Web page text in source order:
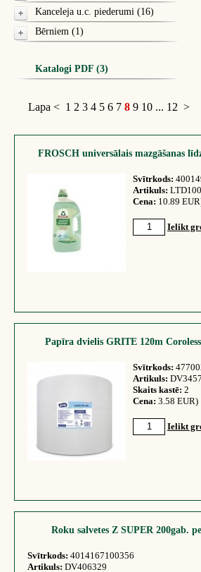
Kanceleja u.c. piederumi (16)
Bērniem (1)
Katalogi PDF (3)
Lapa < 1 2 3 4 5 6 7 8 9 10 ... 12 >
FROSCH universālais mazgāšanas
Svītrkods:
Artikuls:
Cena: 10.89
Ielikt
Papīra dvielis GRITE 120m
Svītrkods:
Artikuls:
Skaits kastē: 2
Cena: 3.58 EUR)
Ielikt
Roku salvetes Z SUPER 200gab.
Svītrkods: 4014167100356
Artikuls: DV406329